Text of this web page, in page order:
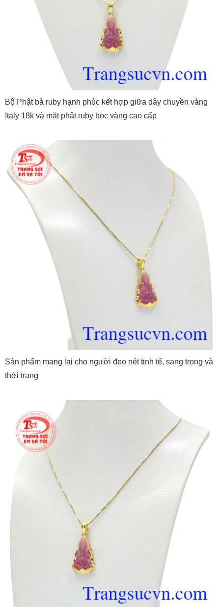
Bộ Phật bà ruby hạnh phúc kết hợp giữa dây chuyền vàng
Italy 18k và mặt phật ruby bọc vàng cao cấp
Sản phẩm mang lại cho người đeo nét tinh tế, sang trọng và
thời trang